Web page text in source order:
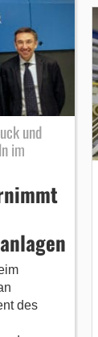
und
im
des